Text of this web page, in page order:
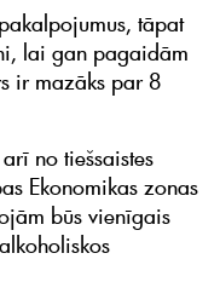
tāpat
lai gan pagaidām
ir mazāks par 8
no tiešsaistes
Ekonomikas zonas
būs vienīgais